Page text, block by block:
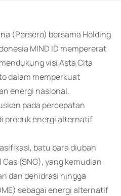
(Persero) bersama Holding
MIND ID mempererat
visi Asta Cita
dalam memperkuat
energi nasional.
pada percepatan
produk energi alternatif
batu bara diubah
(SNG), yang kemudian
dan dehidrasi hingga
sebagai energi alternatif